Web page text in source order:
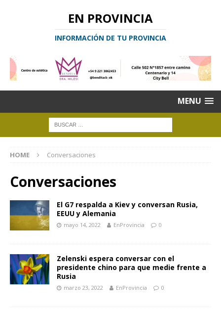
EN PROVINCIA
INFORMACIÓN DE TU PROVINCIA
MENU
HOME Conversaciones
Conversaciones
El G7 respalda a Kiev y conversan Rusia,
EEUU y Alemania
mayo 14, 2022 EnProvincia 0
Zelenski espera conversar con el
presidente chino para que medie frente a
Rusia
marzo 23, 2022 EnProvincia 0